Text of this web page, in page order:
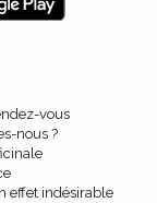
vous
nous ?
effet indésirable